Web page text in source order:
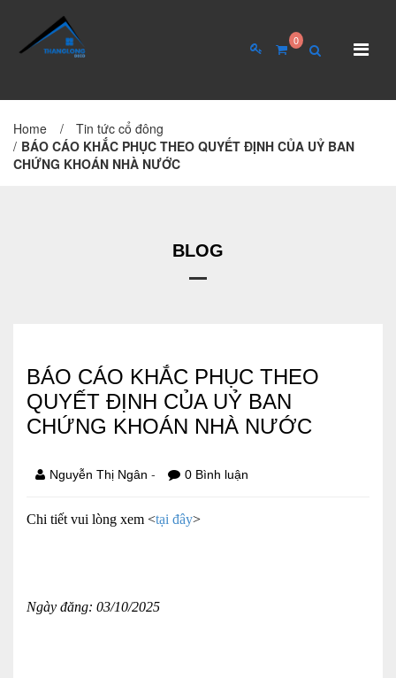
0
TRANG CHỦ
Đại hội cổ đông
Báo cáo tài chính
SẢN PHẨM
Dịch vụ xây dựng
Home /
Tin tức cổ đông
/ BÁO CÁO KHẮC PHỤC THEO QUYẾT ĐỊNH CỦA UỶ BAN
CHỨNG KHOÁN NHÀ NƯỚC
BLOG
BÁO CÁO KHẮC PHỤC THEO
QUYẾT ĐỊNH CỦA UỶ BAN
CHỨNG KHOÁN NHÀ NƯỚC
Nguyễn Thị Ngân - 0 Bình luận
Chi tiết vui lòng xem <tại đây>
Ngày đăng: 03/10/2025